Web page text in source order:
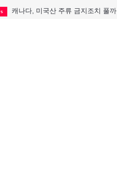
캐나다, 미국산 주류 금지조치 풀까